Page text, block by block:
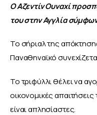
Ο Αζεντίν Ουναχί
του στην Αγγλία
To σήριαλ της
Παναθηναϊκό
Το τριφύλλι θέλει να
οικονομικές
είναι απλησίαστες.